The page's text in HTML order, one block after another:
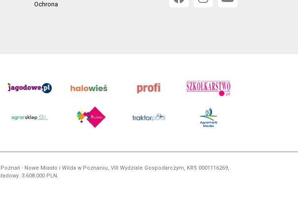
Ochrona
- Nowe Miasto i Wilda w Poznaniu, VIII Wydziale Gospodarczym, KRS 0001116269,
3.608.000 PLN.